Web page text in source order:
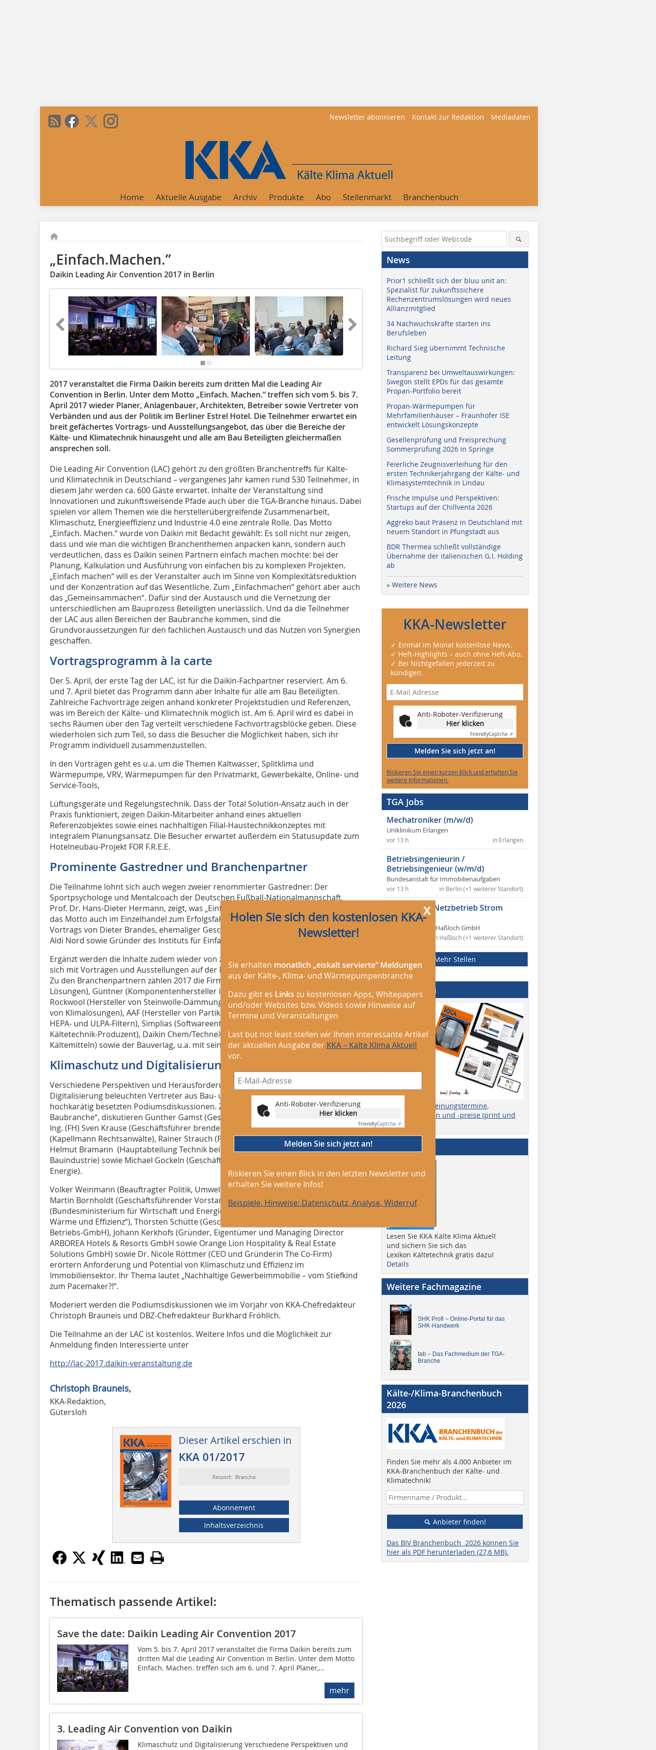
Newsletter abonnieren Kontakt zur Redaktion Mediadaten
Home Aktuelle Ausgabe Archiv Produkte Abo Stellenmarkt Branchenbuch
„Einfach.Machen.”
Daikin Leading Air Convention 2017 in Berlin
2017 veranstaltet die Firma Daikin bereits zum dritten Mal die Leading Air
Convention in Berlin. Unter dem Motto „Einfach. Machen.“ treffen sich vom 5. bis 7.
April 2017 wieder Planer, Anlagenbauer, Architekten, Betreiber sowie Vertreter von
Verbänden und aus der Politik im Berliner Estrel Hotel. Die Teilnehmer erwartet ein
breit gefächertes Vortrags- und Ausstellungsangebot, das über die Bereiche der
Kälte- und Klimatechnik hinausgeht und alle am Bau Beteiligten gleichermaßen
ansprechen soll.
Die Leading Air Convention (LAC) gehört zu den größten Branchentreffs für Kälte-
und Klimatechnik in Deutschland – vergangenes Jahr kamen rund 530 Teilnehmer, in
diesem Jahr werden ca. 600 Gäste erwartet. Inhalte der Veranstaltung sind
Innovationen und zukunftsweisende Pfade auch über die TGA-Branche hinaus. Dabei
spielen vor allem Themen wie die herstellerübergreifende Zusammenarbeit,
Klimaschutz, Energieeffizienz und Industrie 4.0 eine zentrale Rolle. Das Motto
„Einfach. Machen.“ wurde von Daikin mit Bedacht gewählt: Es soll nicht nur zeigen,
dass und wie man die wichtigen Branchenthemen anpacken kann, sondern auch
verdeutlichen, dass es Daikin seinen Partnern einfach machen möchte: bei der
Planung, Kalkulation und Ausführung von einfachen bis zu komplexen Projekten.
„Einfach machen“ will es der Veranstalter auch im Sinne von Komplexitätsreduktion
und der Konzentration auf das Wesentliche. Zum „Einfachmachen“ gehört aber auch
das „Gemeinsammachen“. Dafür sind der Austausch und die Vernetzung der
unterschiedlichen am Bauprozess Beteiligten unerlässlich. Und da die Teilnehmer
der LAC aus allen Bereichen der Baubranche kommen, sind die
Grundvoraussetzungen für den fachlichen Austausch und das Nutzen von Synergien
geschaffen.
Vortragsprogramm à la carte
Der 5. April, der erste Tag der LAC, ist für die Daikin-Fachpartner reserviert. Am 6.
und 7. April bietet das Programm dann aber Inhalte für alle am Bau Beteiligten.
Zahlreiche Fachvorträge zeigen anhand konkreter Projektstudien und Referenzen,
was im Bereich der Kälte- und Klimatechnik möglich ist. Am 6. April wird es dabei in
sechs Räumen über den Tag verteilt verschiedene Fachvortragsblöcke geben. Diese
wiederholen sich zum Teil, so dass die Besucher die Möglichkeit haben, sich ihr
Programm individuell zusammenzustellen.
In den Vorträgen geht es u.a. um die Themen Kaltwasser, Splitklima und
Wärmepumpe, VRV, Wärmepumpen für den Privatmarkt, Gewerbekälte, Online- und
Service-Tools,
Lüftungsgeräte und Regelungstechnik. Dass der Total Solution-Ansatz auch in der
Praxis funktioniert, zeigen Daikin-Mitarbeiter anhand eines aktuellen
Referenzobjektes sowie eines nachhaltigen Filial-Haustechnikkonzeptes mit
integralem Planungsansatz. Die Besucher erwartet außerdem ein Statusupdate zum
Hotelneubau-Projekt FOR F.R.E.E.
Prominente Gastredner und Branchenpartner
Die Teilnahme lohnt sich auch wegen zweier renommierter Gastredner: Der
Sportpsychologe und Mentalcoach der Deutschen Fußball-Nationalmannschaft,
Prof. Dr. Hans-Dieter Hermann, zeigt, was „Einfach. Machen.“ im Fußball heißt. Wie
das Motto auch im Einzelhandel zum Erfolgsfaktor wird, steht im Zentrum des
Vortrags von Dieter Brandes, ehemaliger Geschäftsführer und Verwaltungsrat von
Aldi Nord sowie Gründer des Instituts für Einfachheit.
Ergänzt werden die Inhalte zudem wieder von zahlreichen Branchenpartnern, die
sich mit Vorträgen und Ausstellungen auf der Leading Air Convention präsentieren.
Zu den Branchenpartnern zählen 2017 die Firmen Zennio (Hersteller von KNX-
Lösungen), Güntner (Komponentenhersteller im Bereich Wärmeübertrager),
Rockwool (Hersteller von Steinwolle-Dämmungen), Biddle (Hersteller und Lieferant
von Klimalösungen), AAF (Hersteller von Partikel- und Molekularluftfiltern sowie von
HEPA- und ULPA-Filtern), Simplias (Softwareentwickler), Zanotti (italienischer
Kältetechnik-Produzent), Daikin Chem/TechneXum/ProFlexum (Hersteller u.a. von
Kältemitteln) sowie der Bauverlag, u.a. mit seiner Zeitschrift KKA, als Medienpartner.
Klimaschutz und Digitalisierung
Verschiedene Perspektiven und Herausforderungen der Themen Klimaschutz und
Digitalisierung beleuchten Vertreter aus Bau- und Energiebranche in zwei
hochkarätig besetzten Podiumsdiskussionen. Zum Thema „Digitalisierung in der
Baubranche“, diskutieren Gunther Gamst (Geschäftsführer Daikin Germany), Dipl.-
Ing. (FH) Sven Krause (Geschäftsführer brendel Ingenieure), Dr. Robert Elixmann
(Kapellmann Rechtsanwälte), Rainer Strauch (Projektleiter F&E Rhomberg Bau) und
Helmut Bramann (Hauptabteilung Technik beim Hauptverband der Deutschen
Bauindustrie) sowie Michael Gockeln (Geschäftsführer Gockeln GmbH Kälte Klima
Energie).
Volker Weinmann (Beauftragter Politik, Umwelt und Verbände DAIKIN Germany),
Martin Bornholdt (Geschäftsführender Vorstand DENEFF), Thorsten Herdan
(Bundesministerium für Wirtschaft und Energie, Abteilungsleiter „Energiepolitik –
Wärme und Effizienz“), Thorsten Schütte (Geschäftsführer Nordport Plaza Hotel
Betriebs-GmbH), Johann Kerkhofs (Gründer, Eigentümer und Managing Director
ARBOREA Hotels & Resorts GmbH sowie Orange Lion Hospitality & Real Estate
Solutions GmbH) sowie Dr. Nicole Röttmer (CEO und Gründerin The Co-Firm)
erörtern Anforderung und Potential von Klimaschutz und Effizienz im
Immobiliensektor. Ihr Thema lautet „Nachhaltige Gewerbeimmobilie – vom Stiefkind
zum Pacemaker?!“.
Moderiert werden die Podiumsdiskussionen wie im Vorjahr von KKA-Chefredakteur
Christoph Brauneis und DBZ-Chefredakteur Burkhard Fröhlich.
Die Teilnahme an der LAC ist kostenlos. Weitere Infos und die Möglichkeit zur
Anmeldung finden Interessierte unter
http://lac-2017.daikin-veranstaltung.de
Christoph Brauneis,
KKA-Redaktion,
Gütersloh
Dieser Artikel erschien in
KKA 01/2017
Ressort: Branche
Abonnement
Inhaltsverzeichnis
x
Holen Sie sich den kostenlosen KKA-
Newsletter!
Sie erhalten monatlich „eiskalt servierte“ Meldungen
aus der Kälte-, Klima- und Wärmepumpenbranche
Dazu gibt es Links zu kostenlosen Apps, Whitepapers
und/oder Websites bzw. Videos sowie Hinweise auf
Termine und Veranstaltungen
Last but not least stellen wir Ihnen interessante Artikel
der aktuellen Ausgabe der KKA – Kälte Klima Aktuell
vor.
Anti-Roboter-Verifizierung
Hier klicken
FriendlyCaptcha ⇗
Melden Sie sich jetzt an!
Riskieren Sie einen Blick in den letzten Newsletter und
erhalten Sie weitere Infos!
Beispiele, Hinweise: Datenschutz, Analyse, Widerruf
Thematisch passende Artikel:
Save the date: Daikin Leading Air Convention 2017
Vom 5. bis 7. April 2017 veranstaltet die Firma Daikin bereits zum
dritten Mal die Leading Air Convention in Berlin. Unter dem Motto
Einfach. Machen. treffen sich am 6. und 7. April Planer,...
mehr
3. Leading Air Convention von Daikin
Klimaschutz und Digitalisierung Verschiedene Perspektiven und
News
Prior1 schließt sich der bluu unit an:
Spezialist für zukunftssichere
Rechenzentrumslösungen wird neues
Allianzmitglied
34 Nachwuchskräfte starten ins
Berufsleben
Richard Sieg übernimmt Technische
Leitung
Transparenz bei Umweltauswirkungen:
Swegon stellt EPDs für das gesamte
Propan-Portfolio bereit
Propan-Wärmepumpen für
Mehrfamilienhäuser – Fraunhofer ISE
entwickelt Lösungskonzepte
Gesellenprüfung und Freisprechung
Sommerprüfung 2026 in Springe
Feierliche Zeugnisverleihung für den
ersten Technikerjahrgang der Kälte- und
Klimasystemtechnik in Lindau
Frische Impulse und Perspektiven:
Startups auf der Chillventa 2026
Aggreko baut Präsenz in Deutschland mit
neuem Standort in Pfungstadt aus
BDR Thermea schließt vollständige
Übernahme der italienischen G.I. Holding
ab
» Weitere News
KKA-Newsletter
✓ Einmal im Monat kostenlose News.
✓ Heft-Highlights – auch ohne Heft-Abo.
✓ Bei Nichtgefallen jederzeit zu
kündigen.
Anti-Roboter-Verifizierung
Hier klicken
FriendlyCaptcha ⇗
Melden Sie sich jetzt an!
Riskieren Sie einen kurzen Blick und erhalten Sie
weitere Informationen.
TGA Jobs
Mechatroniker (m/w/d)
Uniklinikum Erlangen
in Erlangen
vor 13 h
Betriebsingenieurin /
Betriebsingenieur (w/m/d)
Bundesanstalt für Immobilienaufgaben
in Berlin (+1 weiterer Standort)
vor 13 h
Monteur/-in Netzbetrieb Strom
(m/w/d)
Gemeindewerke Haßloch GmbH
in Haßloch (+1 weiterer Standort)
Mehr Stellen
Mediadaten
Themen, Erscheinungstermine,
Anzeigengrößen und -preise (print und
online) etc.
Lesen Sie KKA Kälte Klima Aktuell
und sichern Sie sich das
Lexikon Kältetechnik gratis dazu!
Details
Weitere Fachmagazine
SHK Profi – Online-Portal für das
SHK-Handwerk
tab – Das Fachmedium der TGA-
Branche
Kälte-/Klima-Branchenbuch
2026
Finden Sie mehr als 4.000 Anbieter im
KKA-Branchenbuch der Kälte- und
Klimatechnik!
Anbieter finden!
Das BIV Branchenbuch 2026 können Sie
hier als PDF herunterladen (27,6 MB).